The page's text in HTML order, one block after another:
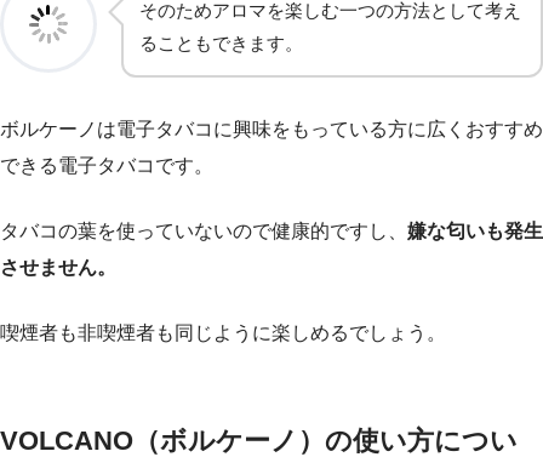
そのためアロマを楽しむ一つの方法として考え
ることもできます。
ボルケーノは電子タバコに興味をもっている方に広くおすすめ
できる電子タバコです。
タバコの葉を使っていないので健康的ですし、 嫌な匂いも発生
させません。
喫煙者も非喫煙者も同じように楽しめるでしょう。
VOLCANO（ボルケーノ）の使い方につい